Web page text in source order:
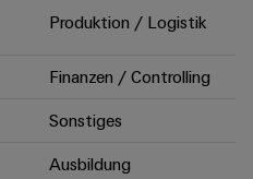
Produktion / Logistik
Finanzen / Controlling
Sonstiges
Ausbildung